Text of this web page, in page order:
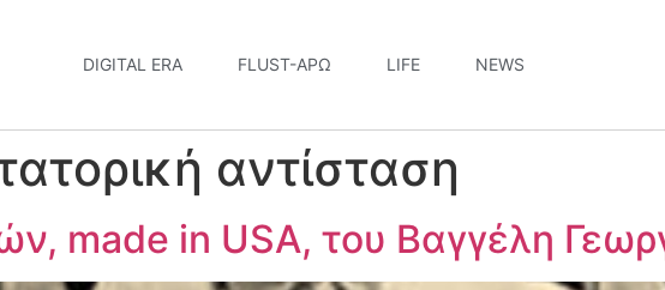
DIGITAL ERA FLUST-ΆΡΩ LIFE NEWS
αντίσταση
made in USA, του Βαγγέλη